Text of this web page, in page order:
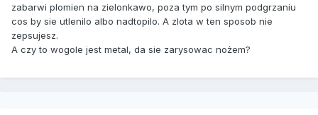
zabarwi plomien na zielonkawo, poza tym po silnym podgrzaniu
cos by sie utlenilo albo nadtopilo. A zlota w ten sposob nie
zepsujesz.
A czy to wogole jest metal, da sie zarysowac nożem?